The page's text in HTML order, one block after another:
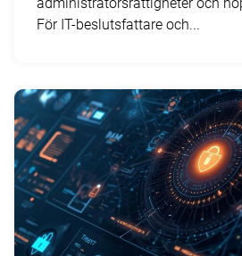
För IT-beslutsfattare och...